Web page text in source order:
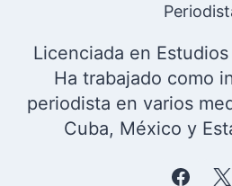
Licenciada en
Ha trabajado como
periodista en varios
Cuba, México y